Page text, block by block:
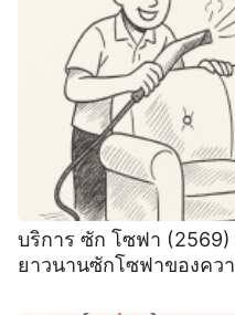
บริการ ซัก โซฟา
ยาวนานซักโซฟาของควา